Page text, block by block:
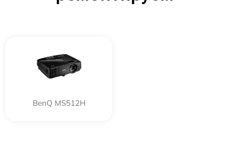
BenQ MS512H